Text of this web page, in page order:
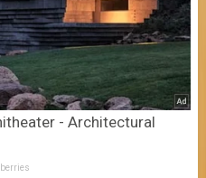
- Architectural